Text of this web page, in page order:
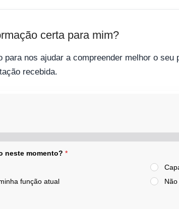
certa para mim?
para nos ajudar a compreender melhor o
recebida.
neste momento? *
função atual